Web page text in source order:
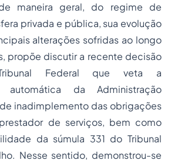
maneira geral, do regime de
privada e pública, sua evolução
alterações sofridas ao longo
propõe discutir a recente decisão
Federal que veta a
automática da Administração
inadimplemento das obrigações
de serviços, bem como
da súmula 331 do Tribunal
Nesse sentido, demonstrou-se